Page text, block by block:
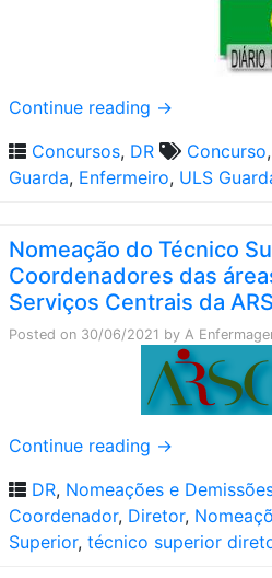
Continue reading →
Concursos, DR Concurso,
Guarda, Enfermeiro, ULS
Nomeação do Técnico
Coordenadores das
Serviços Centrais da
Posted on 30/06/2021 by A
Continue reading →
DR, Nomeações e
Coordenador, Diretor,
Superior, técnico superior